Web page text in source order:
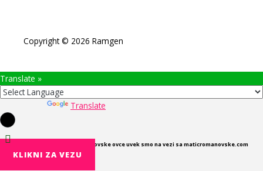
Copyright © 2026 Ramgen
Translate »
Translate
U cilju boljeg upoznavanja Romanovske ovce uvek smo na vezi sa maticromanovske.com
KLIKNI ZA VEZU